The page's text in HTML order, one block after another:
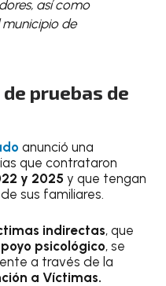
así como
de
pruebas de
anunció una
que contrataron
y 2025 y que tengan
sus familiares.
indirectas, que
psicológico, se
a través de la
a Víctimas.